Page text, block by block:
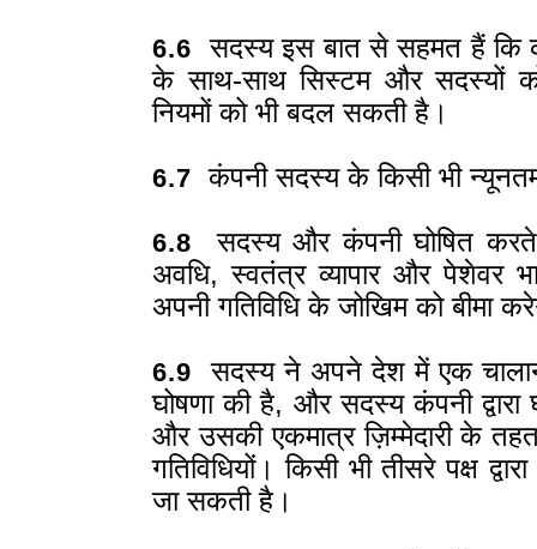
6.6 सदस्य इस बात से सहमत हैं कि
के साथ-साथ सिस्टम और सदस्यों
नियमों को भी बदल सकती है।
6.7 कंपनी सदस्य के किसी भी न्यूनतम
6.8 सदस्य और कंपनी घोषित
अवधि, स्वतंत्र व्यापार और पेशेवर
अपनी गतिविधि के जोखिम को बीमा
6.9 सदस्य ने अपने देश में एक
घोषणा की है, और सदस्य कंपनी
और उसकी एकमात्र ज़िम्मेदारी के
गतिविधियों। किसी भी तीसरे पक्ष
जा सकती है।